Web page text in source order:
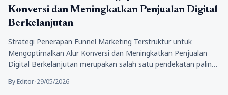
Konversi dan Meningkatkan Penjualan Digital
Berkelanjutan
Strategi Penerapan Funnel Marketing Terstruktur untuk
Mengoptimalkan Alur Konversi dan Meningkatkan Penjualan
Digital Berkelanjutan merupakan salah satu pendekatan paling
By Editor•29/05/2026